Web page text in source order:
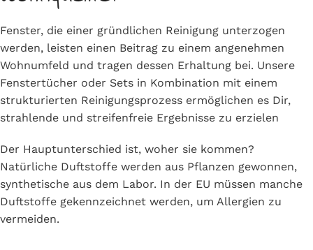
Fenster, die einer gründlichen Reinigung unterzogen
werden, leisten einen Beitrag zu einem angenehmen
Wohnumfeld und tragen dessen Erhaltung bei. Unsere
Fenstertücher oder Sets in Kombination mit einem
strukturierten Reinigungsprozess ermöglichen es Dir,
strahlende und streifenfreie Ergebnisse zu erzielen
Der Hauptunterschied ist, woher sie kommen?
Natürliche Duftstoffe werden aus Pflanzen gewonnen,
synthetische aus dem Labor. In der EU müssen manche
Duftstoffe gekennzeichnet werden, um Allergien zu
vermeiden.